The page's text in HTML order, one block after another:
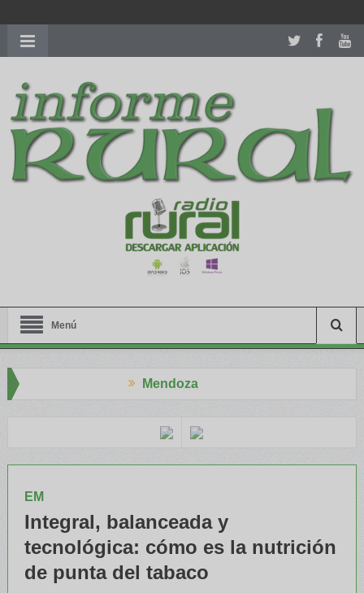
richardmillereplica
women.patekphilippe.tofor sale in usa recognized command with
dining room table ceremony. welcome to our
perfectwatches.is
shop. best youngsexdoll.comwith professional customer
services. 1: 1 design high
https://reallydiamond.com/
Menú
EM
Integral, balanceada y
tecnológica: cómo es la nutrición
de punta del tabaco